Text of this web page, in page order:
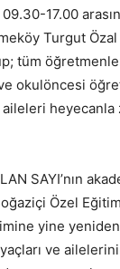
17.00
Turgut
tüm
okulöncesi
heyecanla
SAYI’nın
Özel
yine
ve